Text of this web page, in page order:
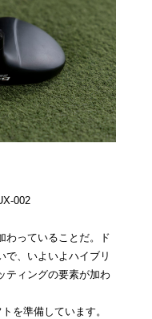
002
っていることだ。ド
で、いよいよハイブリ
ティングの要素が加わ
を準備しています。